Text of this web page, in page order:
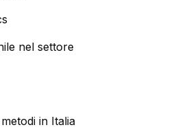
nel settore
in Italia